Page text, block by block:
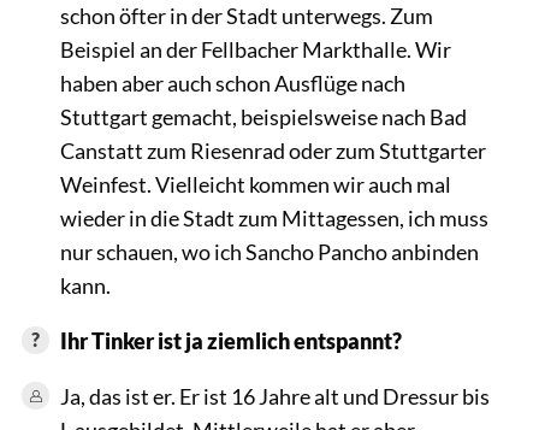
schon öfter in der Stadt unterwegs. Zum
Beispiel an der Fellbacher Markthalle. Wir
haben aber auch schon Ausflüge nach
Stuttgart gemacht, beispielsweise nach Bad
Canstatt zum Riesenrad oder zum Stuttgarter
Weinfest. Vielleicht kommen wir auch mal
wieder in die Stadt zum Mittagessen, ich muss
nur schauen, wo ich Sancho Pancho anbinden
kann.
Ihr Tinker ist ja ziemlich entspannt?
Ja, das ist er. Er ist 16 Jahre alt und Dressur bis